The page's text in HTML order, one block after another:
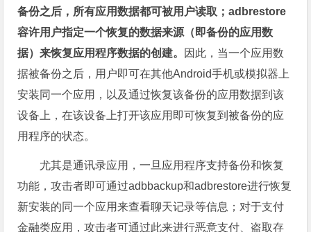
备份之后，所有应用数据都可被用户读取；adbrestore
容许用户指定一个恢复的数据来源（即备份的应用数
据）来恢复应用程序数据的创建。 因此，当一个应用数
据被备份之后，用户即可在其他Android手机或模拟器上
安装同一个应用，以及通过恢复该备份的应用数据到该
设备上，在该设备上打开该应用即可恢复到被备份的应
用程序的状态。
尤其是通讯录应用，一旦应用程序支持备份和恢复
功能，攻击者即可通过adbbackup和adbrestore进行恢复
新安装的同一个应用来查看聊天记录等信息；对于支付
金融类应用，攻击者可通过此来进行恶意支付、盗取存